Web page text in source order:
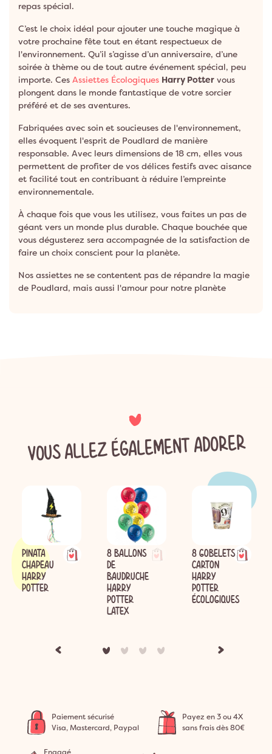
repas spécial.
C’est le choix idéal pour ajouter une touche magique à
votre prochaine fête tout en étant respectueux de
l'environnement. Qu’il s’agisse d’un anniversaire, d’une
soirée à thème ou de tout autre événement spécial, peu
importe. Ces Assiettes Écologiques Harry Potter vous
plongent dans le monde fantastique de votre sorcier
préféré et de ses aventures.
Fabriquées avec soin et soucieuses de l'environnement,
elles évoquent l'esprit de Poudlard de manière
responsable. Avec leurs dimensions de 18 cm, elles vous
permettent de profiter de vos délices festifs avec aisance
et facilité tout en contribuant à réduire l’empreinte
environnementale.
À chaque fois que vous les utilisez, vous faites un pas de
géant vers un monde plus durable. Chaque bouchée que
vous dégusterez sera accompagnée de la satisfaction de
faire un choix conscient pour la planète.
Nos assiettes ne se contentent pas de répandre la magie
de Poudlard, mais aussi l'amour pour notre planète
VOUS ALLEZ ÉGALEMENT ADORER
PINATA
CHAPEAU
HARRY
POTTER
8 BALLONS
DE
BAUDRUCHE
HARRY
POTTER
LATEX
8 GOBELETS
CARTON
HARRY
POTTER
ÉCOLOGIQUES
Paiement sécurisé
Visa, Mastercard, Paypal
Payez en 3 ou 4X
sans frais dès 80€